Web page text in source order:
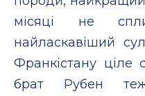
місяці не
найласкавіший
Франкістану ціле
брат Рубен